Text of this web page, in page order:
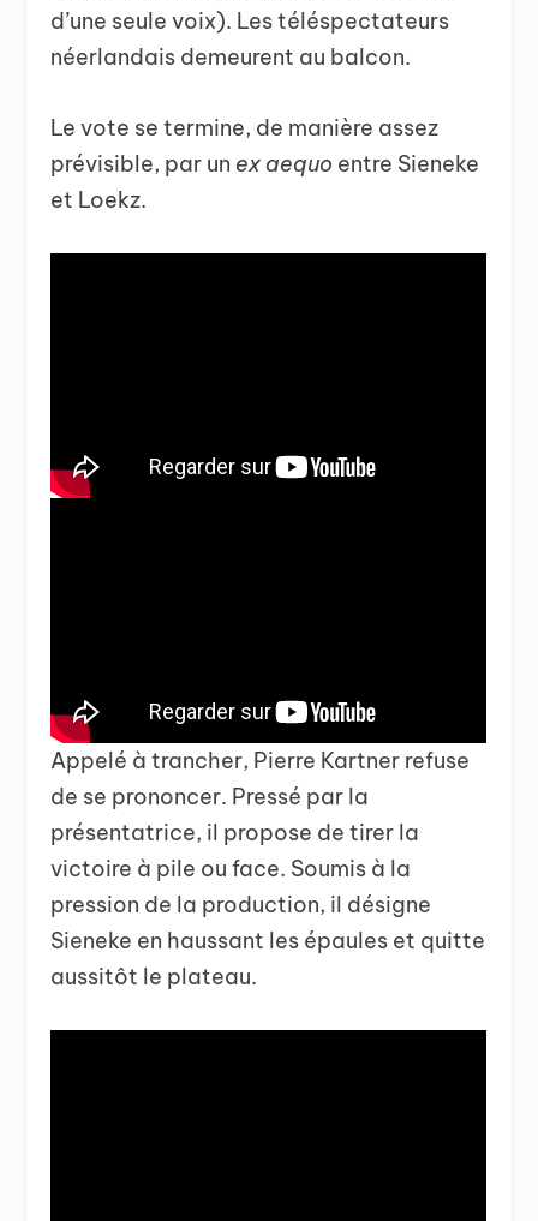
d’une seule voix). Les téléspectateurs
néerlandais demeurent au balcon.
Le vote se termine, de manière assez
prévisible, par un ex aequo entre Sieneke
et Loekz.
Appelé à trancher, Pierre Kartner refuse
de se prononcer. Pressé par la
présentatrice, il propose de tirer la
victoire à pile ou face. Soumis à la
pression de la production, il désigne
Sieneke en haussant les épaules et quitte
aussitôt le plateau.